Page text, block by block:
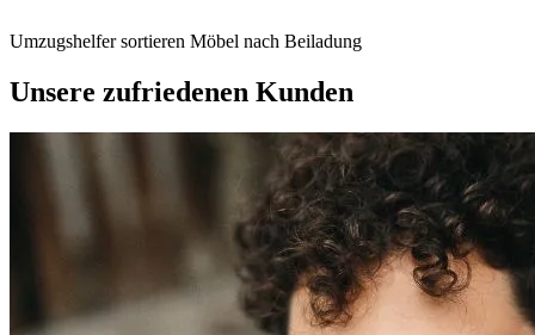
Umzugshelfer sortieren Möbel nach Beiladung
Unsere zufriedenen Kunden